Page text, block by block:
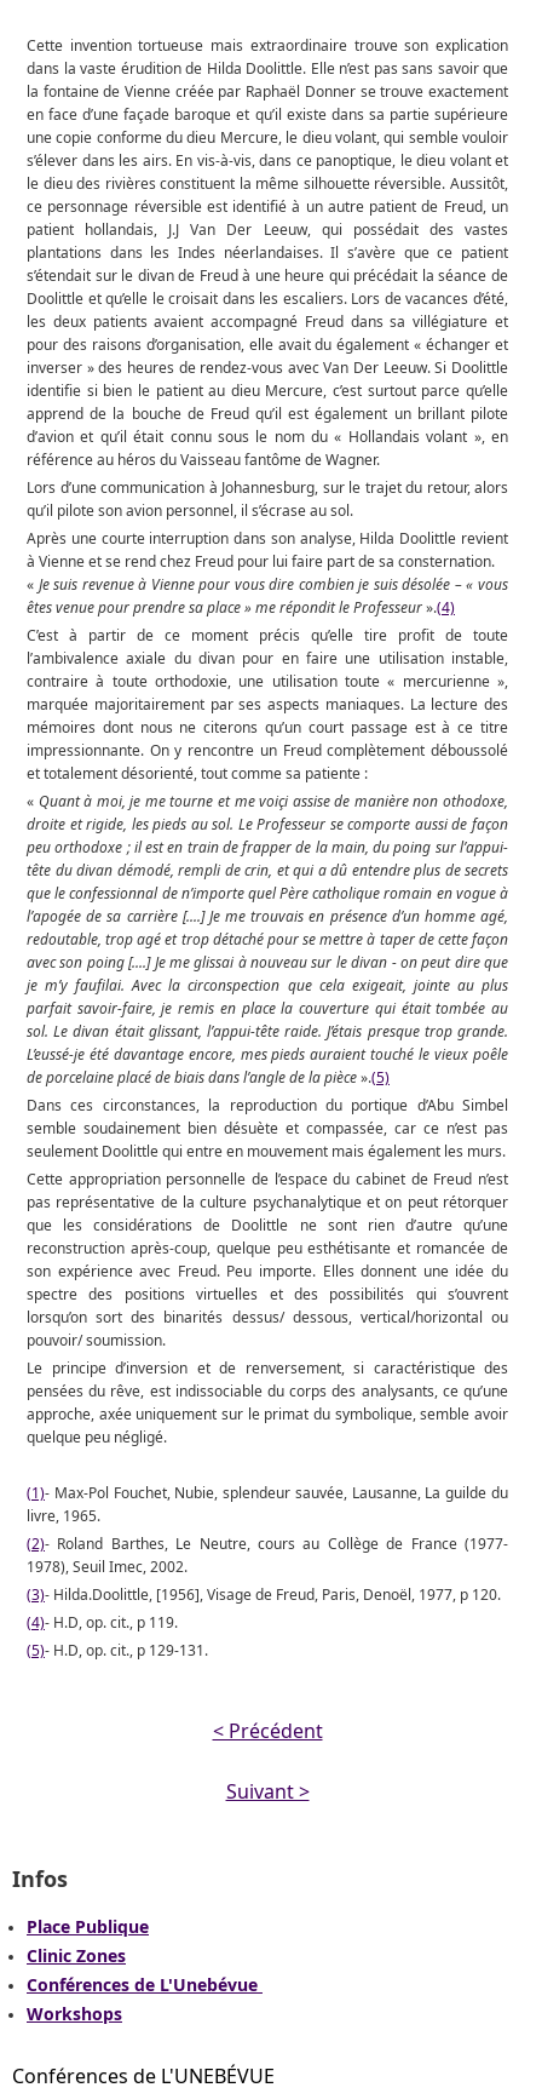
Cette invention tortueuse mais extraordinaire trouve son explication
dans la vaste érudition de Hilda Doolittle. Elle n’est pas sans savoir que
la fontaine de Vienne créée par Raphaël Donner se trouve exactement
en face d’une façade baroque et qu’il existe dans sa partie supérieure
une copie conforme du dieu Mercure, le dieu volant, qui semble vouloir
s’élever dans les airs. En vis-à-vis, dans ce panoptique, le dieu volant et
le dieu des rivières constituent la même silhouette réversible. Aussitôt,
ce personnage réversible est identifié à un autre patient de Freud, un
patient hollandais, J.J Van Der Leeuw, qui possédait des vastes
plantations dans les Indes néerlandaises. Il s’avère que ce patient
s’étendait sur le divan de Freud à une heure qui précédait la séance de
Doolittle et qu’elle le croisait dans les escaliers. Lors de vacances d’été,
les deux patients avaient accompagné Freud dans sa villégiature et
pour des raisons d’organisation, elle avait du également « échanger et
inverser » des heures de rendez-vous avec Van Der Leeuw. Si Doolittle
identifie si bien le patient au dieu Mercure, c’est surtout parce qu’elle
apprend de la bouche de Freud qu’il est également un brillant pilote
d’avion et qu’il était connu sous le nom du « Hollandais volant », en
référence au héros du Vaisseau fantôme de Wagner.
Lors d’une communication à Johannesburg, sur le trajet du retour, alors
qu’il pilote son avion personnel, il s’écrase au sol.
Après une courte interruption dans son analyse, Hilda Doolittle revient
à Vienne et se rend chez Freud pour lui faire part de sa consternation.
« Je suis revenue à Vienne pour vous dire combien je suis désolée – « vous
êtes venue pour prendre sa place » me répondit le Professeur».(4)
C’est à partir de ce moment précis qu’elle tire profit de toute
l’ambivalence axiale du divan pour en faire une utilisation instable,
contraire à toute orthodoxie, une utilisation toute « mercurienne »,
marquée majoritairement par ses aspects maniaques. La lecture des
mémoires dont nous ne citerons qu’un court passage est à ce titre
impressionnante. On y rencontre un Freud complètement déboussolé
et totalement désorienté, tout comme sa patiente :
« Quant à moi, je me tourne et me voiçi assise de manière non othodoxe,
droite et rigide, les pieds au sol. Le Professeur se comporte aussi de façon
peu orthodoxe ; il est en train de frapper de la main, du poing sur l’appui-
tête du divan démodé, rempli de crin, et qui a dû entendre plus de secrets
que le confessionnal de n’importe quel Père catholique romain en vogue à
l’apogée de sa carrière [....] Je me trouvais en présence d’un homme agé,
redoutable, trop agé et trop détaché pour se mettre à taper de cette façon
avec son poing [....] Je me glissai à nouveau sur le divan - on peut dire que
je m’y faufilai. Avec la circonspection que cela exigeait, jointe au plus
parfait savoir-faire, je remis en place la couverture qui était tombée au
sol. Le divan était glissant, l’appui-tête raide. J’étais presque trop grande.
L’eussé-je été davantage encore, mes pieds auraient touché le vieux poêle
de porcelaine placé de biais dans l’angle de la pièce».(5)
Dans ces circonstances, la reproduction du portique d’Abu Simbel
semble soudainement bien désuète et compassée, car ce n’est pas
seulement Doolittle qui entre en mouvement mais également les murs.
Cette appropriation personnelle de l’espace du cabinet de Freud n’est
pas représentative de la culture psychanalytique et on peut rétorquer
que les considérations de Doolittle ne sont rien d’autre qu’une
reconstruction après-coup, quelque peu esthétisante et romancée de
son expérience avec Freud. Peu importe. Elles donnent une idée du
spectre des positions virtuelles et des possibilités qui s’ouvrent
lorsqu’on sort des binarités dessus/ dessous, vertical/horizontal ou
pouvoir/ soumission.
Le principe d’inversion et de renversement, si caractéristique des
pensées du rêve, est indissociable du corps des analysants, ce qu’une
approche, axée uniquement sur le primat du symbolique, semble avoir
quelque peu négligé.
(1)- Max-Pol Fouchet, Nubie, splendeur sauvée, Lausanne, La guilde du
livre, 1965.
(2)- Roland Barthes, Le Neutre, cours au Collège de France (1977-
1978), Seuil Imec, 2002.
(3)- Hilda.Doolittle, [1956], Visage de Freud, Paris, Denoël, 1977, p 120.
(4)- H.D, op. cit., p 119.
(5)- H.D, op. cit., p 129-131.
< Précédent
Suivant >
Infos
Place Publique
Clinic Zones
Conférences de L'Unebévue
Workshops
Conférences de L'UNEBÉVUE